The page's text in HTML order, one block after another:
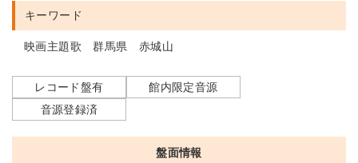
盤面情報
キーワード
映画主題歌 群馬県 赤城山
レコード盤有
館内限定音源
音源登録済